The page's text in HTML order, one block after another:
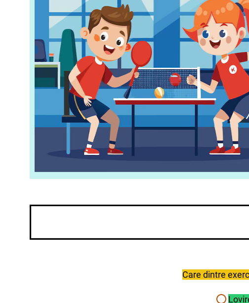
2. Schimb de mingi cu partenerul, ritm lent
Doi elevi își pasează mingea peste fileu, fără forță,
Elevul execută lovituri de forehand din poziție fixă,
Care dintre